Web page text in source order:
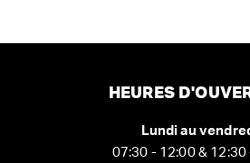
HEURES
Lundi au
07:30 - 12:00 & 12:30